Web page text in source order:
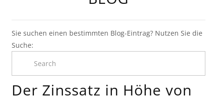
Sie suchen einen bestimmten Blog-Eintrag? Nutzen Sie die
Suche:
Der Zinssatz in Höhe von